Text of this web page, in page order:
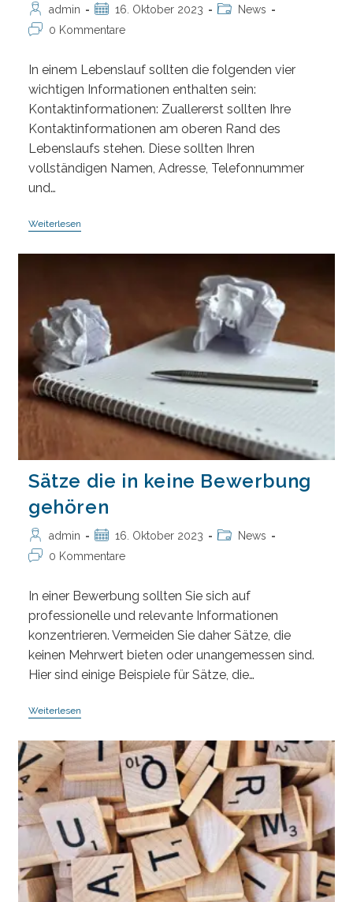
Beitrags-
Autor:
admin
Beitrag
veröffentlicht:
16. Oktober 2023
Beitrags-
News
Beitrags-0 Kommentare
In einem Lebenslauf sollten die folgenden vier
wichtigen Informationen enthalten sein:
Kontaktinformationen: Zuallererst sollten Ihre
Kontaktinformationen am oberen Rand des
Lebenslaufs stehen. Diese sollten Ihren
vollständigen Namen, Adresse, Telefonnummer
und…
WeiterlesenWas
–
Die
4
Wichtigsten
Informationen
Sätze die in keine Bewerbung
gehören
Beitrags-
Autor:
admin
Beitrag
veröffentlicht:
16. Oktober 2023
Beitrags-
News
Beitrags-0 Kommentare
In einer Bewerbung sollten Sie sich auf
professionelle und relevante Informationen
konzentrieren. Vermeiden Sie daher Sätze, die
keinen Mehrwert bieten oder unangemessen sind.
Hier sind einige Beispiele für Sätze, die…
WeiterlesenSätze
Keine
Bewerbung
Gehören